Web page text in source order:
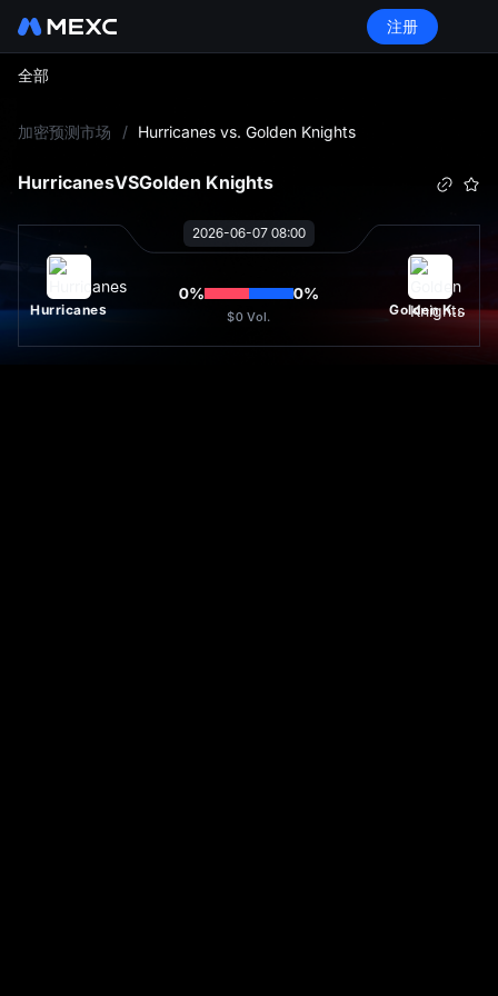
注册
全部
加密预测市场 / Hurricanes vs. Golden Knights
HurricanesVSGolden Knights
2026-06-07 08:00
Hurricanes
0% 0%
$0 Vol. Golden Knights